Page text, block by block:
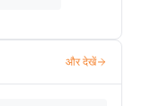
और देखें